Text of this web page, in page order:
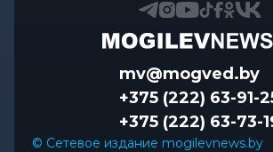
mv@mogved.by
+375 (222) 63-91-
+375 (222) 63-73-
© Сетевое издание mogilevnews.by